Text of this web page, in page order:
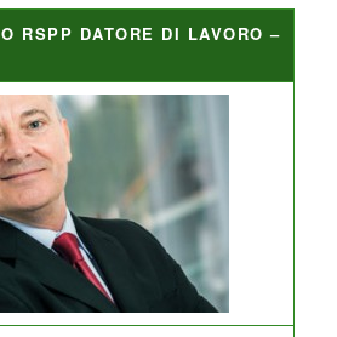
RSPP DATORE DI LAVORO –